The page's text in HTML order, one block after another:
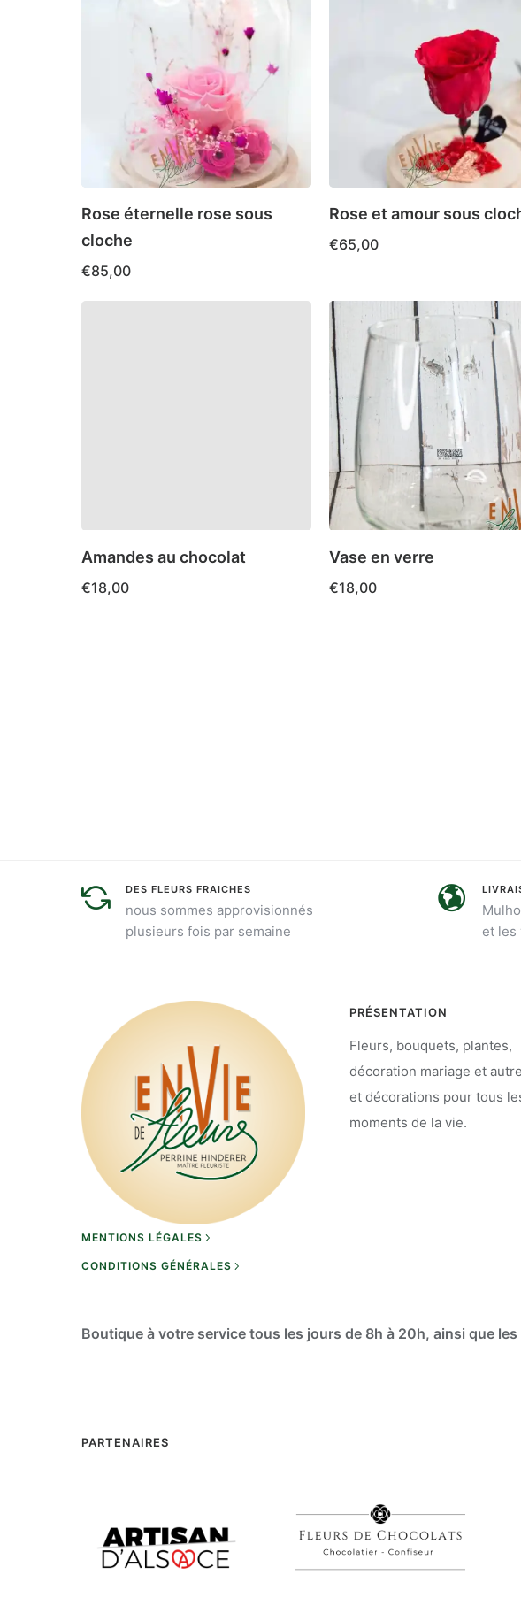
Rose éternelle rose sous
cloche
€85,00
la
page
Rose et amour sous
€65,00
Amandes au chocolat
€18,00
Vase en verre
€18,00
DES FLEURS FRAICHES
nous sommes approvisionnés
plusieurs fois par semaine
et les
MENTIONS LÉGALES
CONDITIONS GÉNÉRALES
PRÉSENTATION
Fleurs, bouquets, plantes,
décoration mariage et
et décorations pour tous
moments de la vie.
Boutique à votre service tous les jours de 8h à 20h, ainsi que
PARTENAIRES